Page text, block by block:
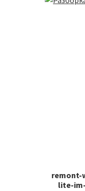
remont-
lite-